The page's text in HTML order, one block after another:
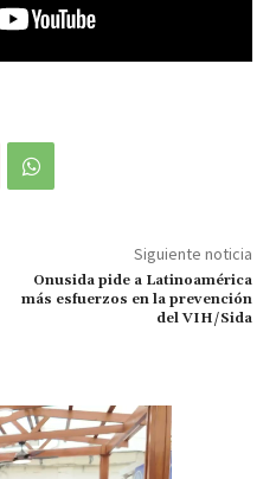
Siguiente noticia
Onusida pide a Latinoamérica
más esfuerzos en la prevención
del VIH/Sida